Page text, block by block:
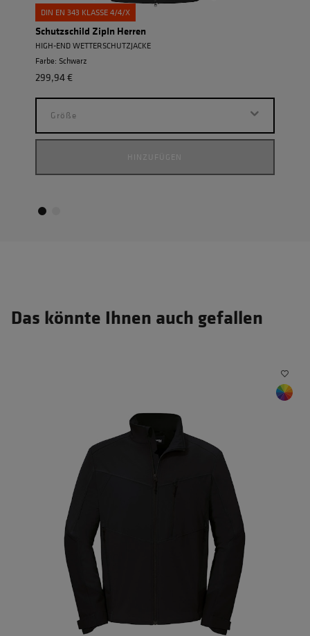
DIN EN 343 KLASSE 4/4/X
Schutzschild ZipIn Herren
HIGH-END WETTERSCHUTZJACKE
Farbe: Schwarz
299,94 €
Größe
HINZUFÜGEN
Das könnte Ihnen auch gefallen